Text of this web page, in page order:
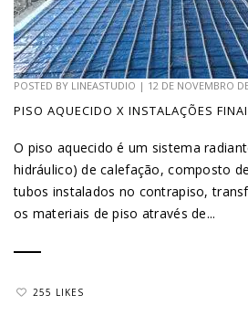
POSTED BY LINEASTUDIO | 12 DE NOVEMBRO
PISO AQUECIDO X INSTALAÇÕES
O piso aquecido é um sistema
hidráulico) de calefação, composto
tubos instalados no contrapiso,
os materiais de piso através de...
255 LIKES